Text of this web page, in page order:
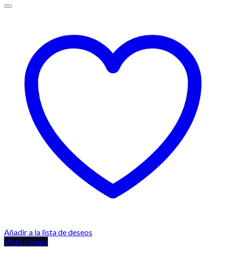
Añadir a la lista de deseos
Vista Rápida